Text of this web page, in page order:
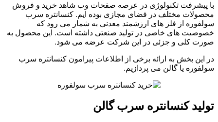
با پیشرفت تکنولوژی در عرصه صفحات وب شاهد خرید و فروش
محصولات مختلف در فضای مجازی بوده ایم. کنسانتره سرب
سولفوره از فلز های ارزشمند معدنی به شمار می رود که
خصوصیت های خاصی در تولید صنعتی داشته است. این محصول به
صورت کلی و جزئی در این شرکت عرضه می شود.
در این بخش به ارائه برخی از اطلاعات پیرامون کنسانتره سرب
سولفوره یا گالن می پردازیم.
تولید کنسانتره سرب گالن